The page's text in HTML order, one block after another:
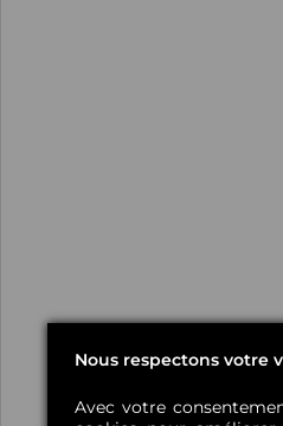
Nous respectons votre
Avec votre